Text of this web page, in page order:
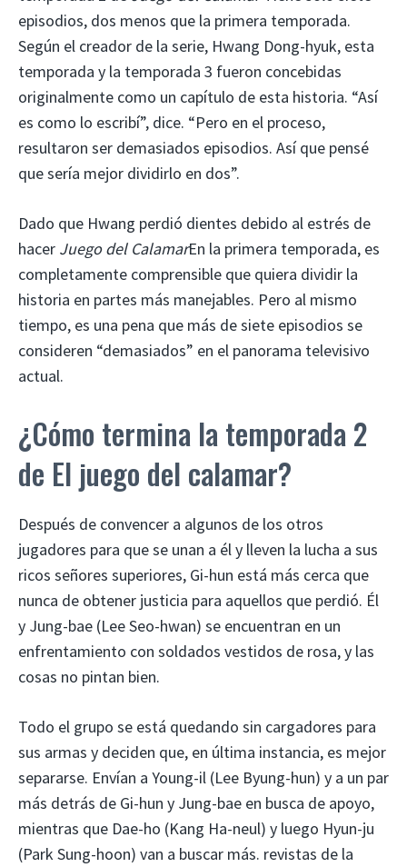
episodios, dos menos que la primera temporada.
Según el creador de la serie, Hwang Dong-hyuk, esta
temporada y la temporada 3 fueron concebidas
originalmente como un capítulo de esta historia. “Así
es como lo escribí”, dice. “Pero en el proceso,
resultaron ser demasiados episodios. Así que pensé
que sería mejor dividirlo en dos”.
Dado que Hwang perdió dientes debido al estrés de
hacer Juego del CalamarEn la primera temporada, es
completamente comprensible que quiera dividir la
historia en partes más manejables. Pero al mismo
tiempo, es una pena que más de siete episodios se
consideren “demasiados” en el panorama televisivo
actual.
¿Cómo termina la temporada 2
de El juego del calamar?
Después de convencer a algunos de los otros
jugadores para que se unan a él y lleven la lucha a sus
ricos señores superiores, Gi-hun está más cerca que
nunca de obtener justicia para aquellos que perdió. Él
y Jung-bae (Lee Seo-hwan) se encuentran en un
enfrentamiento con soldados vestidos de rosa, y las
cosas no pintan bien.
Todo el grupo se está quedando sin cargadores para
sus armas y deciden que, en última instancia, es mejor
separarse. Envían a Young-il (Lee Byung-hun) y a un par
más detrás de Gi-hun y Jung-bae en busca de apoyo,
mientras que Dae-ho (Kang Ha-neul) y luego Hyun-ju
(Park Sung-hoon) van a buscar más. revistas de la